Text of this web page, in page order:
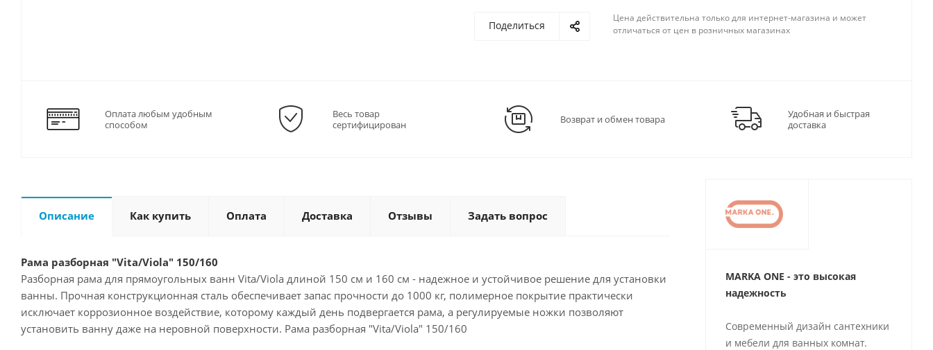
Поделиться
Цена действительна только для интернет-магазина и может
отличаться от цен в розничных магазинах
Оплата любым удобным
способом
Весь товар
сертифицирован
Возврат и обмен товара
Удобная и быстрая
доставка
Описание Как купить Оплата Доставка Отзывы Задать вопрос
Рама разборная "Vita/Viola" 150/160
Разборная рама для прямоугольных ванн Vita/Viola длиной 150 см и 160 см - надежное и устойчивое решение для установки
ванны. Прочная конструкционная сталь обеспечивает запас прочности до 1000 кг, полимерное покрытие практически
исключает коррозионное воздействие, которому каждый день подвергается рама, а регулируемые ножки позволяют
установить ванну даже на неровной поверхности. Рама разборная "Vita/Viola" 150/160
MARKA ONE - это высокая
надежность
Современный дизайн сантехники
и мебели для ванных комнат.